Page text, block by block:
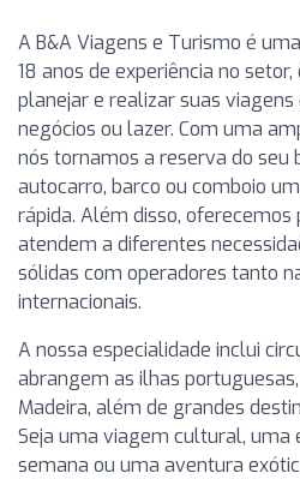
A B&A Viagens e Turismo é
18 anos de experiência no
planejar e realizar suas viagens
negócios ou lazer. Com uma
nós tornamos a reserva do seu
autocarro, barco ou comboio
rápida. Além disso,
atendem a diferentes
sólidas com operadores tanto
internacionais.
A nossa especialidade inclui
abrangem as ilhas
Madeira, além de grandes
Seja uma viagem cultural, uma
semana ou uma aventura